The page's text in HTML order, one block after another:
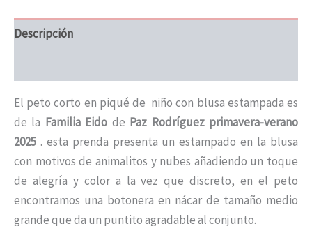
Descripción
El peto corto en piqué de niño con blusa estampada es
de la Familia Eido de Paz Rodríguez primavera-verano
2025 . esta prenda presenta un estampado en la blusa
con motivos de animalitos y nubes añadiendo un toque
de alegría y color a la vez que discreto, en el peto
encontramos una botonera en nácar de tamaño medio
grande que da un puntito agradable al conjunto.